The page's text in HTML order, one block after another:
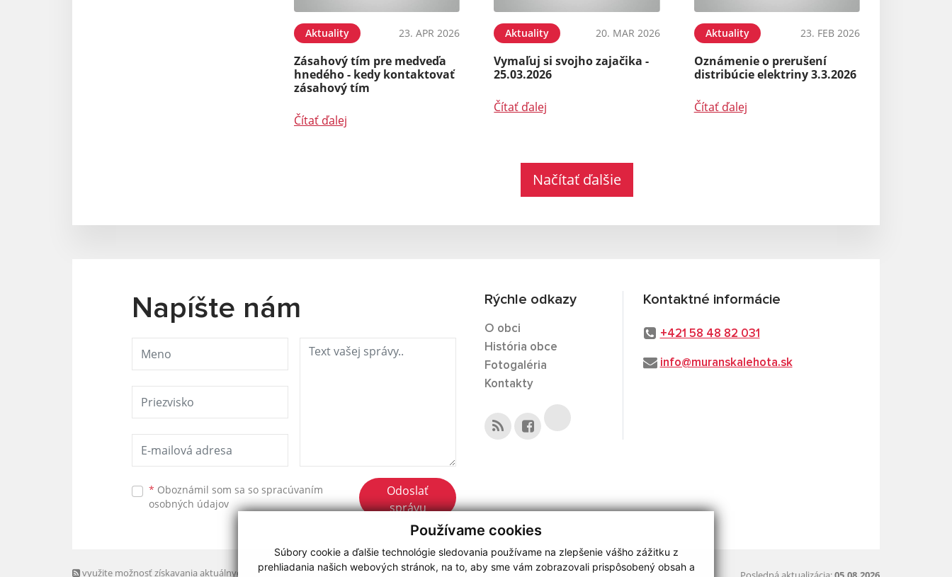
Používame cookies
Súbory cookie a ďalšie technológie sledovania používame na zlepšenie vášho zážitku z
prehliadania našich webových stránok, na to, aby sme vám zobrazovali prispôsobený obsah a
Aktuality 23. APR 2026
Zásahový tím pre medveďa
hnedého - kedy kontaktovať
zásahový tím
Čítať ďalej
Aktuality 20. MAR 2026
Vymaľuj si svojho zajačika -
25.03.2026
Čítať ďalej
Aktuality 23. FEB 2026
Oznámenie o prerušení
distribúcie elektriny 3.3.2026
Čítať ďalej
Načítať ďalšie
Napíšte nám
* Oboznámil som sa so spracúvaním
osobných údajov
Odoslať
správu
Rýchle odkazy
O obci
História obce
Fotogaléria
Kontakty
Kontaktné informácie
+421 58 48 82 031
info@muranskalehota.sk
využite možnosť získavania aktuálnych informácií s